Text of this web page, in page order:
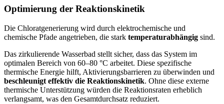
Optimierung der Reaktionskinetik
Die Chloratgenerierung wird durch elektrochemische und
chemische Pfade angetrieben, die stark temperaturabhängig sind.
Das zirkulierende Wasserbad stellt sicher, dass das System im
optimalen Bereich von 60–80 °C arbeitet. Diese spezifische
thermische Energie hilft, Aktivierungsbarrieren zu überwinden und
beschleunigt effektiv die Reaktionskinetik. Ohne diese externe
thermische Unterstützung würden die Reaktionsraten erheblich
verlangsamt, was den Gesamtdurchsatz reduziert.